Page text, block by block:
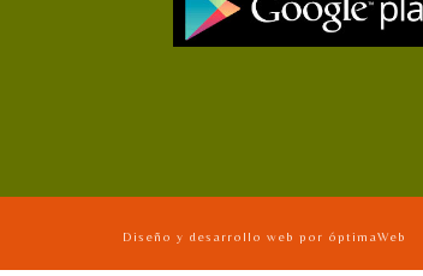
Diseño y desarrollo web por óptimaWeb